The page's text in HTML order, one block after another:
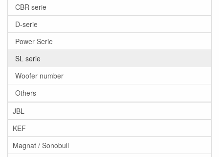
CBR serie
D-serie
Power Serie
SL serie
Woofer number
Others
JBL
KEF
Magnat / Sonobull